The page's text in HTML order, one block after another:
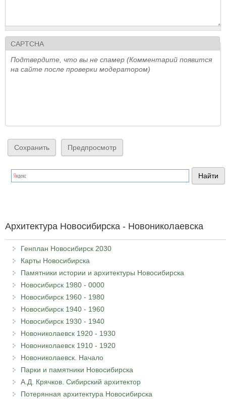
CAPTCHA
Подтвердите, что вы не спамер (Комментарий появится
на сайте после проверки модератором)
Архитектура Новосибирска - Новониколаевска
Генплан Новосибирск 2030
Карты Новосибирска
Памятники истории и архитектуры Новосибирска
Новосибирск 1980 - 0000
Новосибирск 1960 - 1980
Новосибирск 1940 - 1960
Новосибирск 1930 - 1940
Новониколаевск 1920 - 1930
Новониколаевск 1910 - 1920
Новониколаевск. Начало
Парки и памятники Новосибирска
А.Д. Крячков. Сибирский архитектор
Потерянная архитектура Новосибирска